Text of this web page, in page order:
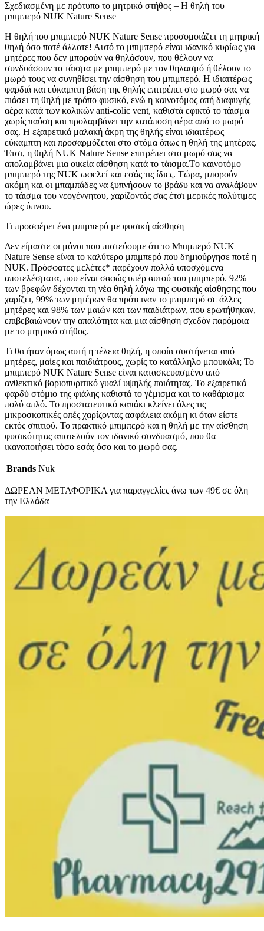
Σχεδιασμένη με πρότυπο το μητρικό στήθος – H θηλή του
μπιμπερό NUK Nature Sense
Η θηλή του μπιμπερό NUK Nature Sense προσομοιάζει τη μητρική
θηλή όσο ποτέ άλλοτε! Αυτό το μπιμπερό είναι ιδανικό κυρίως για
μητέρες που δεν μπορούν να θηλάσουν, που θέλουν να
συνδυάσουν το τάισμα με μπιμπερό με τον θηλασμό ή θέλουν το
μωρό τους να συνηθίσει την αίσθηση του μπιμπερό. Η ιδιαιτέρως
φαρδιά και εύκαμπτη βάση της θηλής επιτρέπει στο μωρό σας να
πιάσει τη θηλή με τρόπο φυσικό, ενώ η καινοτόμος οπή διαφυγής
αέρα κατά των κολικών anti-colic vent, καθιστά εφικτό το τάισμα
χωρίς παύση και προλαμβάνει την κατάποση αέρα από το μωρό
σας. Η εξαιρετικά μαλακή άκρη της θηλής είναι ιδιαιτέρως
εύκαμπτη και προσαρμόζεται στο στόμα όπως η θηλή της μητέρας.
Έτσι, η θηλή NUK Nature Sense επιτρέπει στο μωρό σας να
απολαμβάνει μια οικεία αίσθηση κατά το τάισμα.Tο καινοτόμο
μπιμπερό της ΝUK ωφελεί και εσάς τις ίδιες. Τώρα, μπορούν
ακόμη και οι μπαμπάδες να ξυπνήσουν το βράδυ και να αναλάβουν
το τάισμα του νεογέννητου, χαρίζοντάς σας έτσι μερικές πολύτιμες
ώρες ύπνου.
Τι προσφέρει ένα μπιμπερό με φυσική αίσθηση
Δεν είμαστε οι μόνοι που πιστεύουμε ότι το Μπιμπερό NUK
Nature Sense είναι το καλύτερο μπιμπερό που δημιούργησε ποτέ η
NUK. Πρόσφατες μελέτες* παρέχουν πολλά υποσχόμενα
αποτελέσματα, που είναι σαφώς υπέρ αυτού του μπιμπερό. 92%
των βρεφών δέχονται τη νέα θηλή λόγω της φυσικής αίσθησης που
χαρίζει, 99% των μητέρων θα πρότειναν το μπιμπερό σε άλλες
μητέρες και 98% των μαιών και των παιδιάτρων, που ερωτήθηκαν,
επιβεβαιώνουν την απαλότητα και μια αίσθηση σχεδόν παρόμοια
με το μητρικό στήθος.
Τι θα ήταν όμως αυτή η τέλεια θηλή, η οποία συστήνεται από
μητέρες, μαίες και παιδιάτρους, χωρίς το κατάλληλο μπουκάλι; Το
μπιμπερό NUK Nature Sense είναι κατασκευασμένο από
ανθεκτικό βοριοπυριτικό γυαλί υψηλής ποιότητας. Το εξαιρετικά
φαρδύ στόμιο της φιάλης καθιστά το γέμισμα και το καθάρισμα
πολύ απλό. Το προστατευτικό καπάκι κλείνει όλες τις
μικροσκοπικές οπές χαρίζοντας ασφάλεια ακόμη κι όταν είστε
εκτός σπιτιού. Το πρακτικό μπιμπερό και η θηλή με την αίσθηση
φυσικότητας αποτελούν τον ιδανικό συνδυασμό, που θα
ικανοποιήσει τόσο εσάς όσο και το μωρό σας.
Brands Nuk
ΔΩΡΕΑΝ ΜΕΤΑΦΟΡΙΚΑ για παραγγελίες άνω των 49€ σε όλη
την Ελλάδα